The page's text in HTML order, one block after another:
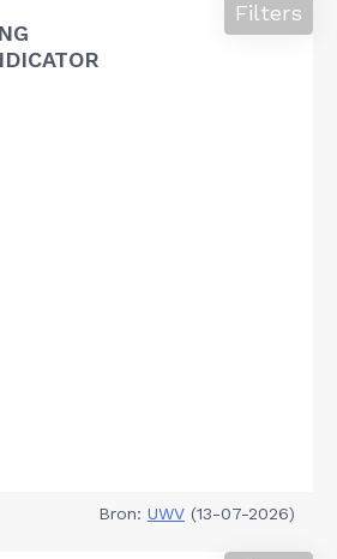
Filters
Bron: UWV (13-07-2026)